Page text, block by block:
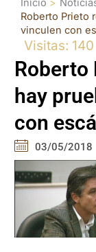
Roberto Prieto
vinculen con
Visitas: 140
Roberto
hay
con
03/05/2018